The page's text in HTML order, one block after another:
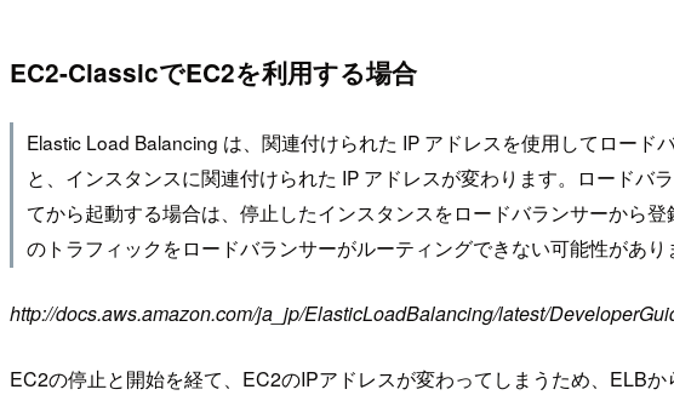
EC2-ClassicでEC2を利用する場合
Elastic Load Balancing は、関連付けられた IP アドレスを使用してロー
と、インスタンスに関連付けられた IP アドレスが変わります。ロードバ
てから起動する場合は、停止したインスタンスをロードバランサーから
のトラフィックをロードバランサーがルーティングできない可能性があり
http://docs.aws.amazon.com/ja_jp/ElasticLoadBalancing/latest/
EC2の停止と開始を経て、EC2のIPアドレスが変わってしまうため、ELBか